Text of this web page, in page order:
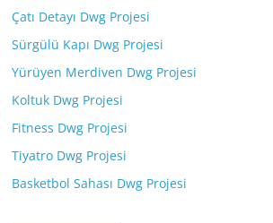
Çatı Detayı Dwg Projesi
Sürgülü Kapı Dwg Projesi
Yürüyen Merdiven Dwg Projesi
Koltuk Dwg Projesi
Fitness Dwg Projesi
Tiyatro Dwg Projesi
Basketbol Sahası Dwg Projesi